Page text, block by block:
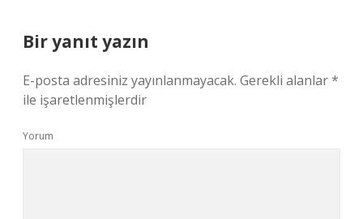
Bir yanıt yazın
E-posta adresiniz yayınlanmayacak. Gerekli alanlar*
ile işaretlenmişlerdir
Yorum